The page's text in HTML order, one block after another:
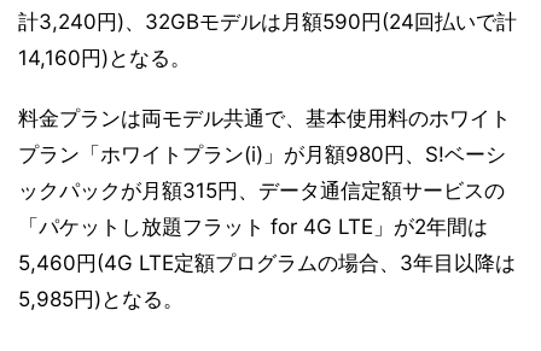
計3,240円)、32GBモデルは月額590円(24回払いで計
14,160円)となる。
料金プランは両モデル共通で、基本使用料のホワイト
プラン「ホワイトプラン(i)」が月額980円、S!ベーシ
ックパックが月額315円、データ通信定額サービスの
「パケットし放題フラット for 4G LTE」が2年間は
5,460円(4G LTE定額プログラムの場合、3年目以降は
5,985円)となる。